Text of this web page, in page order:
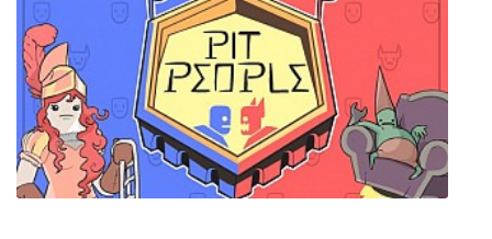
Ary and the Secret of Seasons